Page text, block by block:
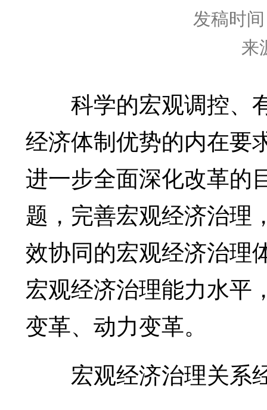
发稿时
来
科学的宏观调控、
经济体制优势的内在要
进一步全面深化改革的
题，完善宏观经济治理
效协同的宏观经济治理
宏观经济治理能力水平
变革、动力变革。
宏观经济治理关系